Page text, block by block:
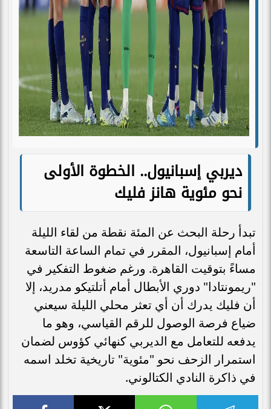
ديربي إسبانيول.. الخطوة الأولى
نحو مئوية هانز فليك
تبدأ رحلة البحث عن المئة نقطة من لقاء الليلة
أمام إسبانيول، المقرر في تمام الساعة التاسعة
مساءً بتوقيت القاهرة. ورغم ضغوط التفكير في
"ريمونتادا" دوري الأبطال أمام أتلتيكو مدريد، إلا
أن فليك يدرك أن أي تعثر محلي الليلة سيعني
ضياع فرصة الوصول للرقم القياسي، وهو ما
يدفعه للتعامل مع الديربي كنهائي كؤوس لضمان
استمرار الزحف نحو "مئوية" تاريخية تخلد اسمه
في ذاكرة النادي الكتالوني.